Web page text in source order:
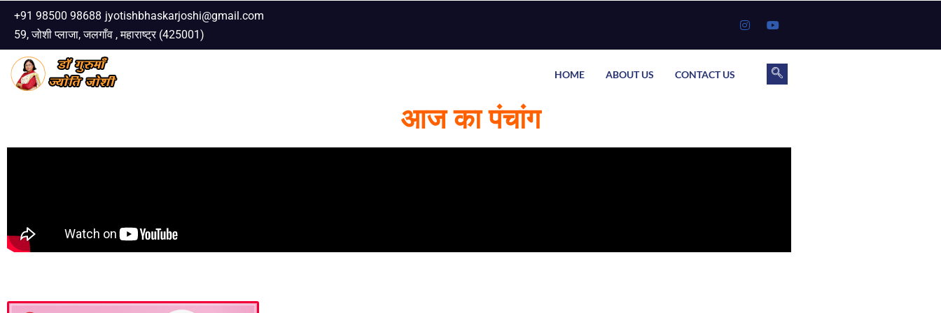
Skip
to
content
+91 98500 98688 jyotishbhaskarjoshi@gmail.com
59, जोशी प्लाजा, जलगाँव , महाराष्ट्र (425001)
HOME ABOUT US CONTACT US
आज का पंचांग